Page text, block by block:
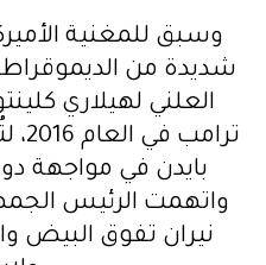
وسبق للمغنية
شديدة من
العلني لهيلاري
واتهمت الرئيس
نيران تفوق البيض